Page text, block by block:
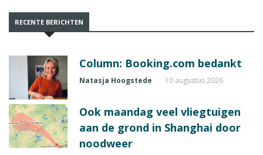
RECENTE BERICHTEN
Column: Booking.com bedankt
Natasja Hoogstede 10 augustus 2026
Ook maandag veel vliegtuigen
aan de grond in Shanghai door
noodweer